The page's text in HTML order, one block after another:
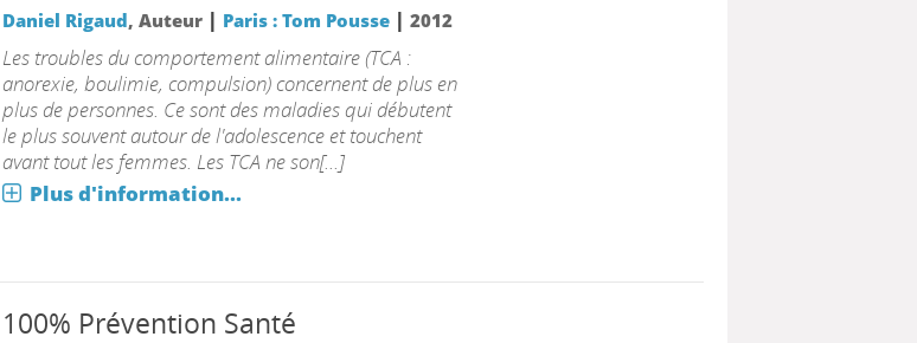
Daniel Rigaud, Auteur | Paris : Tom Pousse| 2012
Les troubles du comportement alimentaire (TCA :
anorexie, boulimie, compulsion) concernent de plus en
plus de personnes. Ce sont des maladies qui débutent
le plus souvent autour de l'adolescence et touchent
avant tout les femmes. Les TCA ne son[...]
Plus d'information...
100% Prévention Santé